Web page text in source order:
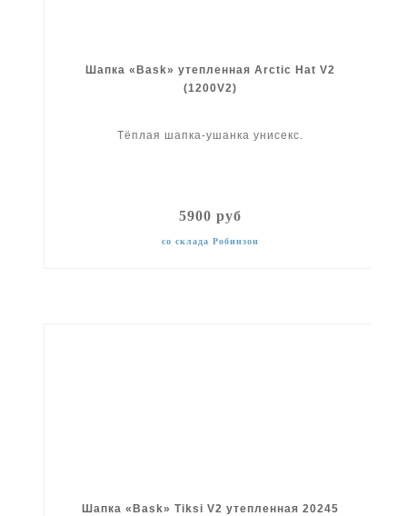
Шапка «Bask» утепленная Arctic Hat V2
(1200V2)
Тёплая шапка-ушанка унисекс.
5900 руб
со склада Робинзон
Шапка «Bask» Tiksi V2 утепленная 20245